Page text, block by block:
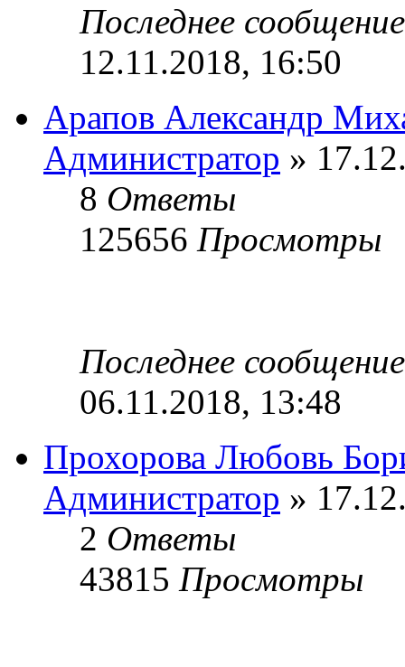
Последнее
12.11.2018, 16:50
Арапов Александр
Администратор »
8 Ответы
125656 Просмотры
Последнее
06.11.2018, 13:48
Прохорова Любовь
Администратор »
2 Ответы
43815 Просмотры